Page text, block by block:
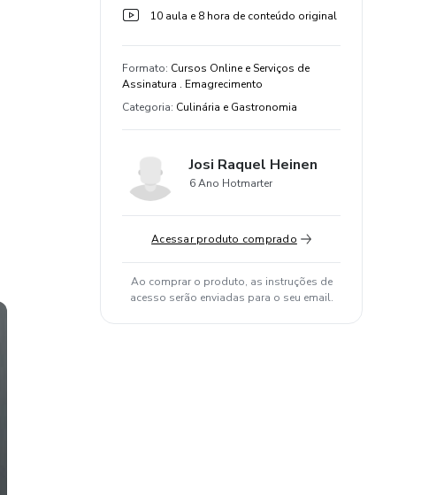
10 aula e 8 hora de conteúdo original
Formato: Cursos Online e Serviços de
Assinatura . Emagrecimento
Categoria: Culinária e Gastronomia
Josi Raquel Heinen
6 Ano Hotmarter
Acessar produto comprado
Ao comprar o produto, as instruções de
acesso serão enviadas para o seu email.